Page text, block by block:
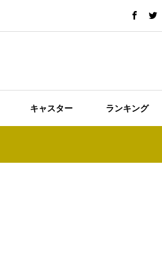
キャスター ランキング